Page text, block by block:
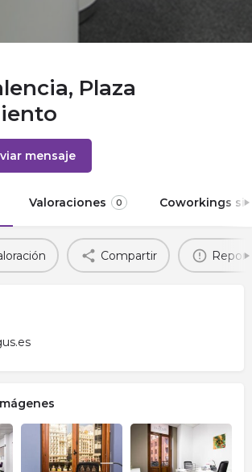
Plaza
mensaje
Valoraciones 0 Coworkings
Compartir